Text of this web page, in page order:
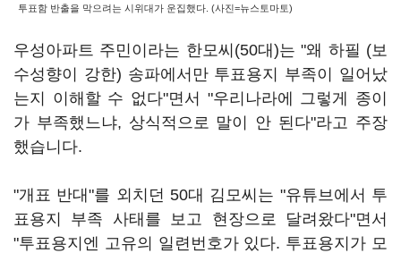
투표함 반출을 막으려는 시위대가 운집했다. (사진=뉴스토마토)
우성아파트 주민이라는 한모씨(50대)는 "왜 하필 (보
수성향이 강한) 송파에서만 투표용지 부족이 일어났
는지 이해할 수 없다"면서 "우리나라에 그렇게 종이
가 부족했느냐, 상식적으로 말이 안 된다"라고 주장
했습니다.
"개표 반대"를 외치던 50대 김모씨는 "유튜브에서 투
표용지 부족 사태를 보고 현장으로 달려왔다"면서
"투표용지엔 고유의 일련번호가 있다. 투표용지가 모